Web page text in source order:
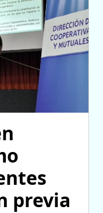
previa